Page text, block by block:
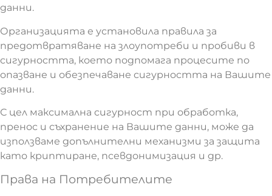
данни.
Организацията е установила правила за
предотвратяване на злоупотреби и пробиви в
сигурността, което подпомага процесите по
опазване и обезпечаване сигурността на Вашите
данни.
С цел максимална сигурност при обработка,
пренос и съхранение на Вашите данни, може да
използваме допълнителни механизми за защита
като криптиране, псевдонимизация и др.
Права на Потребителите